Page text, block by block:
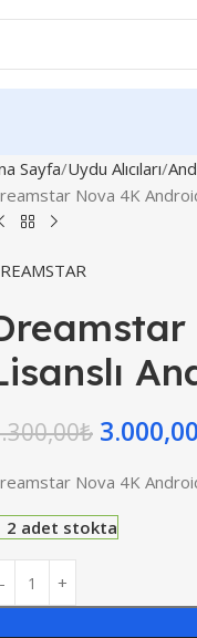
Sayfa Uydu Alıcıları
Nova 4K
₺ 3.000,00
Nova 4K
2 adet stokta